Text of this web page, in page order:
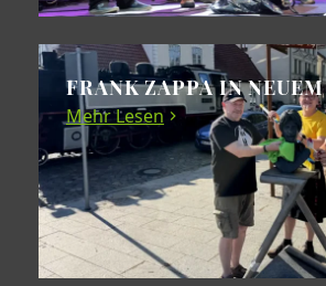
FRANK ZAPPA IN
Mehr Lesen